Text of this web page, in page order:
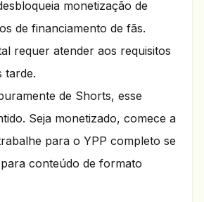
monetização de
de financiamento de fãs.
requer atender aos requisitos
tarde.
de Shorts, esse
Seja monetizado, comece a
para o YPP completo se
conteúdo de formato